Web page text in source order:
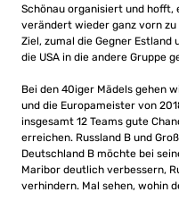
Schönau organisiert und hofft,
verändert wieder ganz vorn
Ziel, zumal die Gegner Estland
die USA in die andere Gruppe
Bei den 40iger Mädels gehen
und die Europameister von
insgesamt 12 Teams gute
erreichen. Russland B und
Deutschland B möchte bei
Maribor deutlich verbessern,
verhindern. Mal sehen, wohin